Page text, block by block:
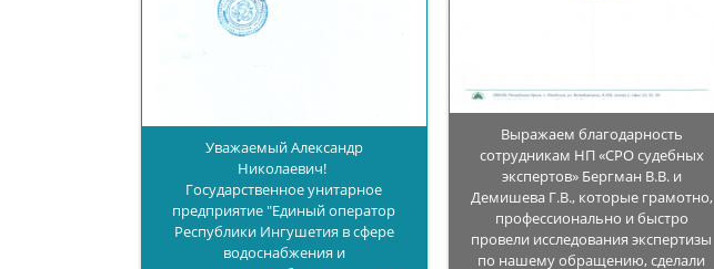
Уважаемый Александр
Николаевич!
Государственное унитарное
предприятие "Единый оператор
Республики Ингушетия в сфере
водоснабжения и
Выражаем благодарность
сотрудникам НП «СРО судебных
экспертов» Бергман В.В. и
Демишева Г.В., которые грамотно,
профессионально и быстро
провели исследования экспертизы
по нашему обращению, сделали